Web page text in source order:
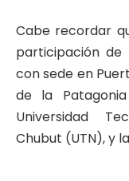
Cabe recordar
participación
con sede en
de la
Universidad
Chubut (UTN), y